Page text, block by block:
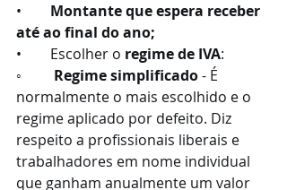
• Montante que espera receber
até ao final do ano;
•        Escolher o regime de IVA:
◦ Regime simplificado - É
normalmente o mais escolhido e o
regime aplicado por defeito. Diz
respeito a profissionais liberais e
trabalhadores em nome individual
que ganham anualmente um valor